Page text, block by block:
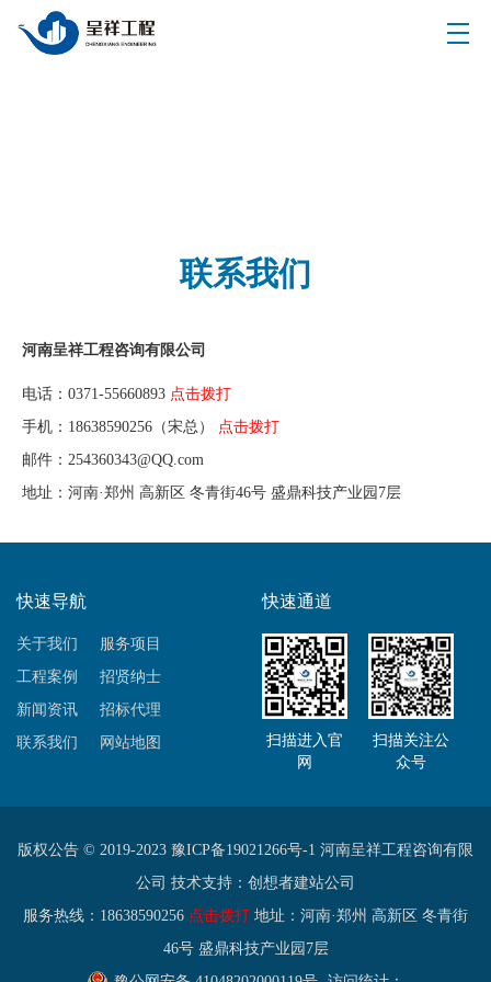
联系我们
河南呈祥工程咨询有限公司
电话：0371-55660893 点击拨打
手机：18638590256（宋总） 点击拨打
邮件：254360343@QQ.com
地址：河南·郑州 高新区 冬青街46号 盛鼎科技产业园7层
快速导航
关于我们
服务项目
工程案例
招贤纳士
新闻资讯
招标代理
联系我们
网站地图
快速通道
扫描进入官
网
扫描关注公
众号
版权公告 © 2019-2023 豫ICP备19021266号-1 河南呈祥工程咨询有限
公司 技术支持： 创想者建站公司
服务热线：18638590256 点击拨打 地址：河南·郑州 高新区 冬青街
46号 盛鼎科技产业园7层